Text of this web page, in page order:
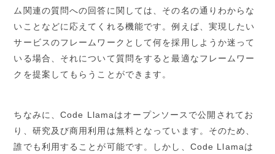
ム関連の質問への回答に関しては、その名の通りわからな
いことなどに応えてくれる機能です。例えば、実現したい
サービスのフレームワークとして何を採用しようか迷って
いる場合、それについて質問をすると最適なフレームワー
クを提案してもらうことができます。
ちなみに、Code Llamaはオープンソースで公開されてお
り、研究及び商用利用は無料となっています。そのため、
誰でも利用することが可能です。しかし、Code Llamaは